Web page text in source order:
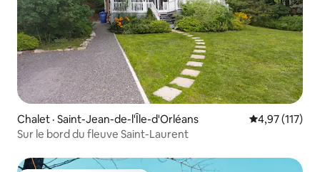
Chalet · Saint-Jean-de-l'Île-d'Orléans Note
4,97 (117)
Sur le bord du fleuve Saint-Laurent